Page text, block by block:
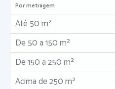
Por metragem
Até 50 m²
De 50 a 150 m²
De 150 a 250 m²
Acima de 250 m²